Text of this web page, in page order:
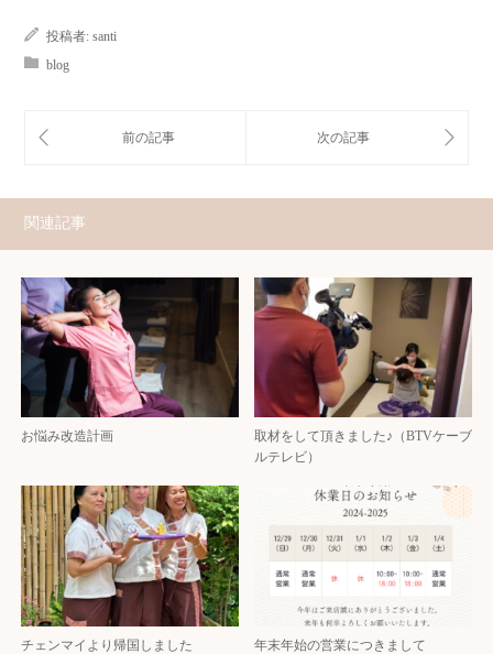
投稿者: santi
blog
関連記事
お悩み改造計画
取材をして頂きました♪（BTVケーブ
ルテレビ）
チェンマイより帰国しました 年末年始の営業につきまして